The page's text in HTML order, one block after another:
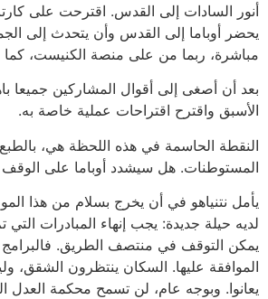
أنور السادات إلى القدس. اقترحت على كارتر
يحضر أوباما إلى القدس وأن يتحدث إلى
مباشرة، ربما من على منصة الكنيست،
بعد أن أصغى إلى أقوال المشاركين جميعا
الأسبق واقترح اقتراحات عملية خاصة به.
النقطة الحاسمة في هذه اللحظة هي،
المستوطنات. هل سيشدد أوباما على الوقف
يأمل نتنياهو في أن يخرج بسلام من هذا
لديه حيلة جديدة: يجب إنهاء المبادرات التي
يمكن التوقف في منتصف الطريق.
الموافقة عليها. السكان ينتظرون الشقق،
يعانوا. وبوجه عام، لن تسمح محكمة العدل